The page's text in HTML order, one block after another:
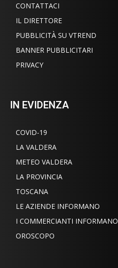
CONTATTACI
IL DIRETTORE
PUBBLICITÀ SU VTREND
BANNER PUBBLICITARI
PRIVACY
IN EVIDENZA
COVID-19
LA VALDERA
METEO VALDERA
LA PROVINCIA
TOSCANA
LE AZIENDE INFORMANO
I COMMERCIANTI INFORMANO
OROSCOPO